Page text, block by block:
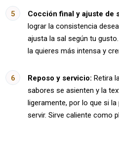
Cocción final y ajuste de
lograr la consistencia
ajusta la sal según tu
la quieres más intensa y
Reposo y servicio: Retira
sabores se asienten y la
ligeramente, por lo que si
servir. Sirve caliente como